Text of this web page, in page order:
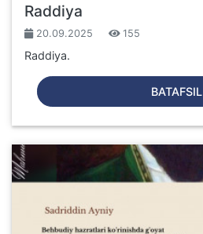
Raddiya
20.09.2025 155
Raddiya.
BATAFSIL